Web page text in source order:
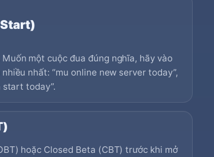
một cuộc đua đúng nghĩa, hãy vào
nhất: “mu online new server today”,
start today”.
hoặc Closed Beta (CBT) trước khi mở